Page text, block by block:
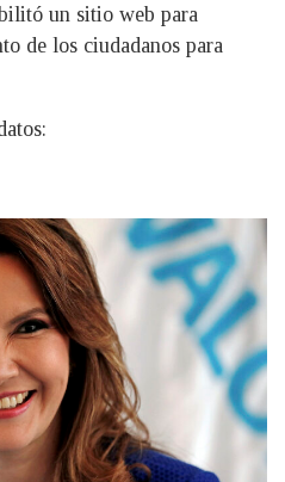
un sitio web para
de los ciudadanos para